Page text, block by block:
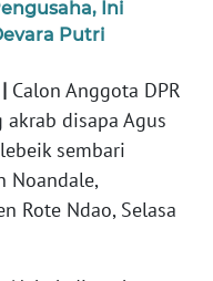
Ini
Putri
Calon Anggota DPR
akrab disapa Agus
sembari
Noandale,
Rote Ndao, Selasa